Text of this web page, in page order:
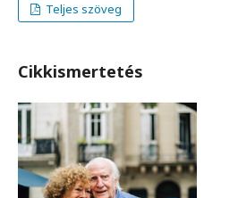
Teljes szöveg
Cikkismertetés